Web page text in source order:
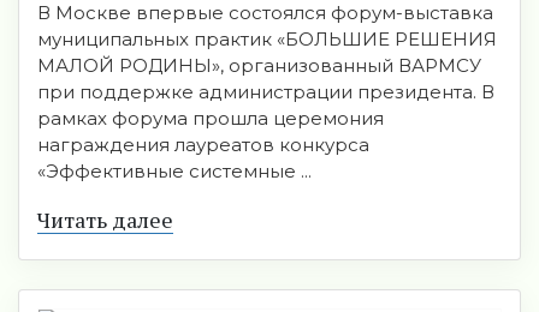
В Москве впервые состоялся форум-выставка
муниципальных практик «БОЛЬШИЕ РЕШЕНИЯ
МАЛОЙ РОДИНЫ», организованный ВАРМСУ
при поддержке администрации президента. В
рамках форума прошла церемония
награждения лауреатов конкурса
«Эффективные системные ...
Читать далее